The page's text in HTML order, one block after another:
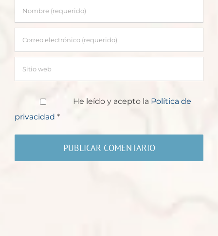
He leído y acepto la Política de
privacidad *